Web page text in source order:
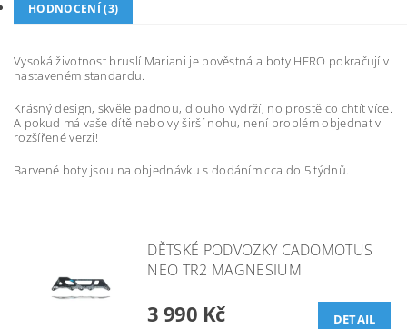
HODNOCENÍ (3)
Vysoká životnost bruslí Mariani je pověstná a boty HERO pokračují v
nastaveném standardu.
Krásný design, skvěle padnou, dlouho vydrží, no prostě co chtít více.
A pokud má vaše dítě nebo vy širší nohu, není problém objednat v
rozšířené verzi!
Barvené boty jsou na objednávku s dodáním cca do 5 týdnů.
DĚTSKÉ PODVOZKY CADOMOTUS
NEO TR2 MAGNESIUM
3 990 Kč DETAIL